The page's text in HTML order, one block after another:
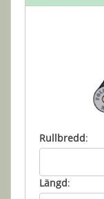
Rullbredd:
Längd: